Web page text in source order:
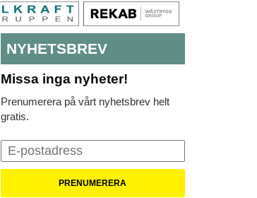
NYHETSBREV
Missa inga nyheter!
Prenumerera på vårt nyhetsbrev helt
gratis.